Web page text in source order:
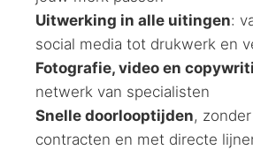
Uitwerking in alle uitingen:
social media tot drukwerk en
Fotografie, video en
netwerk van specialisten
Snelle doorlooptijden,
contracten en met directe